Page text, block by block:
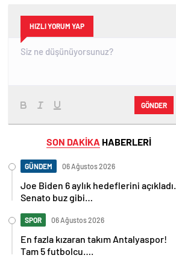
HIZLI YORUM YAP
GÖNDER
SON DAKİKA HABERLERİ
GÜNDEM 06 Ağustos 2026
Joe Biden 6 aylık hedeflerini açıkladı.
Senato buz gibi…
SPOR 06 Ağustos 2026
En fazla kızaran takım Antalyaspor!
Tam 5 futbolcu….